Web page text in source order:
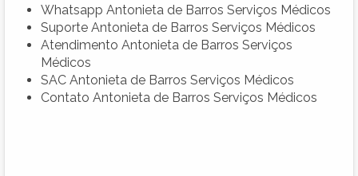
Whatsapp Antonieta de Barros Serviços Médicos
Suporte Antonieta de Barros Serviços Médicos
Atendimento Antonieta de Barros Serviços
Médicos
SAC Antonieta de Barros Serviços Médicos
Contato Antonieta de Barros Serviços Médicos